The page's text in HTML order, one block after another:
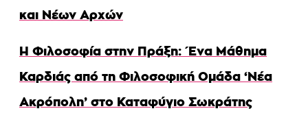
και Νέων Αρχών
Η Φιλοσοφία στην Πράξη: Ένα Μάθημα
Καρδιάς από τη Φιλοσοφική Ομάδα ‘Νέα
Ακρόπολη’ στο Καταφύγιο Σωκράτης